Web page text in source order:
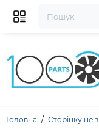
Головна Сторінку не